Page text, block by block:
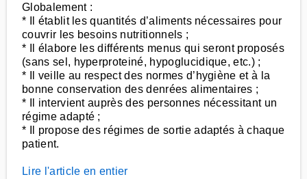
Globalement :
* Il établit les quantités d’aliments nécessaires pour
couvrir les besoins nutritionnels ;
* Il élabore les différents menus qui seront proposés
(sans sel, hyperproteiné, hypoglucidique, etc.) ;
* Il veille au respect des normes d’hygiène et à la
bonne conservation des denrées alimentaires ;
* Il intervient auprès des personnes nécessitant un
régime adapté ;
* Il propose des régimes de sortie adaptés à chaque
patient.
Lire l'article en entier